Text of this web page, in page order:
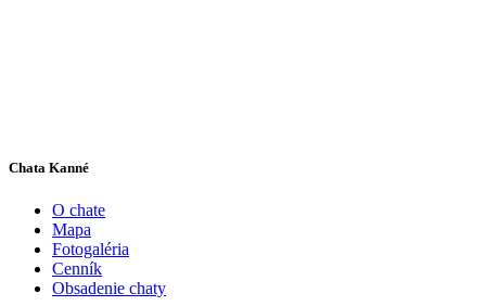
Chata Kanné
O chate
Mapa
Fotogaléria
Cenník
Obsadenie chaty